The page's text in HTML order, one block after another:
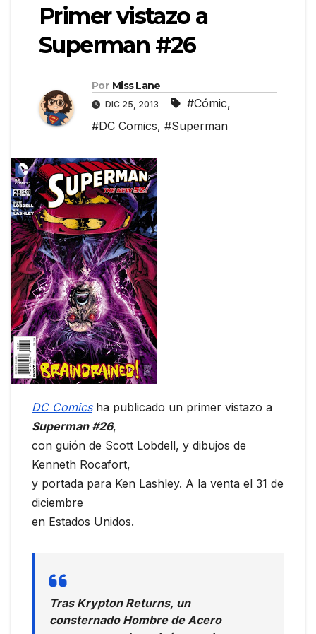
Primer vistazo a
Superman #26
Por Miss Lane
DIC 25, 2013 #Cómic,
#DC Comics, #Superman
DC Comicsha publicado un primer vistazo a
Superman #26,
con guión de Scott Lobdell, y dibujos de
Kenneth Rocafort,
y portada para Ken Lashley. A la venta el 31 de
diciembre
en Estados Unidos.
Tras Krypton Returns, un
consternado Hombre de Acero